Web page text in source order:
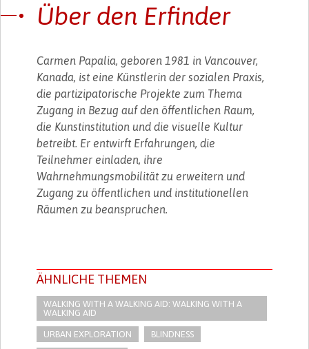
Über den Erfinder
Carmen Papalia, geboren 1981 in Vancouver,
Kanada, ist eine Künstlerin der sozialen Praxis,
die partizipatorische Projekte zum Thema
Zugang in Bezug auf den öffentlichen Raum,
die Kunstinstitution und die visuelle Kultur
betreibt. Er entwirft Erfahrungen, die
Teilnehmer einladen, ihre
Wahrnehmungsmobilität zu erweitern und
Zugang zu öffentlichen und institutionellen
Räumen zu beanspruchen.
ÄHNLICHE THEMEN
WALKING WITH A WALKING AID: WALKING WITH A
WALKING AID
URBAN EXPLORATION BLINDNESS